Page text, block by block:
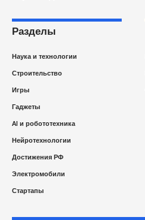
Разделы
Наука и технологии
Строительство
Игры
Гаджеты
AI и робототехника
Нейротехнологии
Достижения РФ
Электромобили
Стартапы